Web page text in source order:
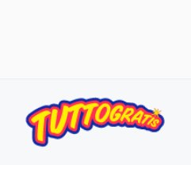
contenuto